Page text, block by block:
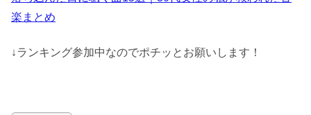
楽まとめ
↓ランキング参加中なのでポチッとお願いします！